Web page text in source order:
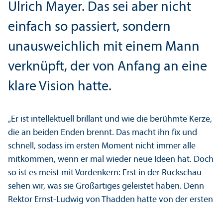
Ulrich Mayer. Das sei aber nicht
einfach so passiert, sondern
unausweichlich mit einem Mann
verknüpft, der von Anfang an eine
klare Vision hatte.
„Er ist intellektuell brillant und wie die berühmte Kerze,
die an beiden Enden brennt. Das macht ihn fix und
schnell, sodass im ersten Moment nicht immer alle
mitkommen, wenn er mal wieder neue Ideen hat. Doch
so ist es meist mit Vordenkern: Erst in der Rückschau
sehen wir, was sie Großartiges geleistet haben. Denn
Rektor Ernst-Ludwig von Thadden hatte von der ersten